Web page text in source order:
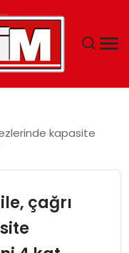
kapasite
çağrı